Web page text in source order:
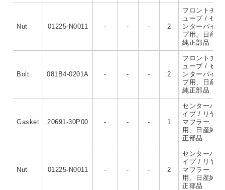
Nut 01225-N0011 - - - 2
フロントチ
ューブ / セ
ンターパイ
プ用、日産
純正部品
Bolt 081B4-0201A - - - 2
フロントチ
ューブ / セ
ンターパイ
プ用、日産
純正部品
Gasket 20691-30P00 - - - 1
センターパ
イプ / リヤ
マフラー
用、日産純
正部品
Nut 01225-N0011 - - - 2
センターパ
イプ / リヤ
マフラー
用、日産純
正部品